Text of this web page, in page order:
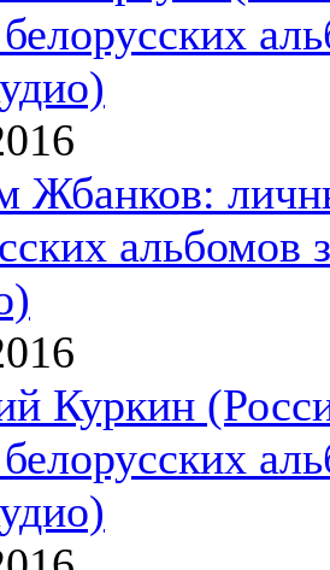
Жбанков:
альбомов
Куркин